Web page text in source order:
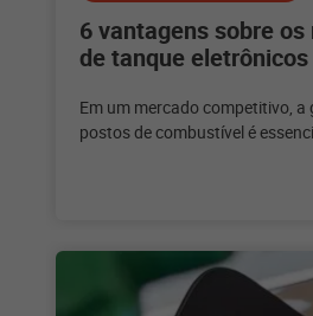
6 vantagens sobre
de tanque eletrônicos
Em um mercado competitivo, a
postos de combustível é